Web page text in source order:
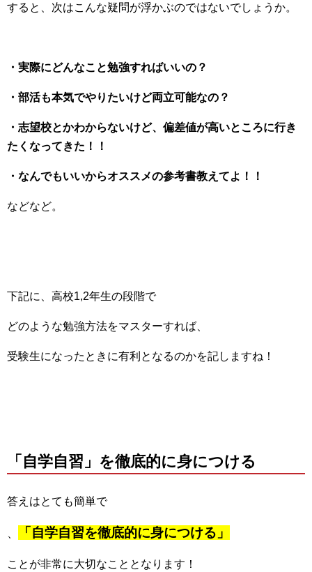
すると、次はこんな疑問が浮かぶのではないでしょうか。
・実際にどんなこと勉強すればいいの？
・部活も本気でやりたいけど両立可能なの？
・志望校とかわからないけど、偏差値が高いところに行き
たくなってきた！！
・なんでもいいからオススメの参考書教えてよ！！
などなど。
下記に、高校1,2年生の段階で
どのような勉強方法をマスターすれば、
受験生になったときに有利となるのかを記しますね！
「自学自習」を徹底的に身につける
答えはとても簡単で
「自学自習を徹底的に身につける」
ことが非常に大切なこととなります！